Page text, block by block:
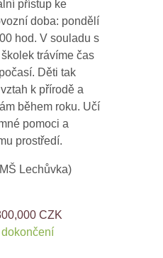
přístup ke
doba: pondělí
hod. V souladu s
trávíme čas
Děti tak
k přírodě a
během roku. Učí
pomoci a
prostředí.
Lechůvka)
CZK